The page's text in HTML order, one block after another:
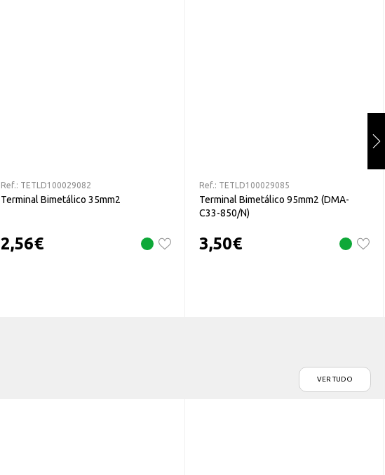
Ref.: TETLD100029082
Terminal Bimetálico 35mm2
2,56€
Ref.: TETLD100029085
Terminal Bimetálico 95mm2 (DMA-
C33-850/N)
3,50€
VER TUDO